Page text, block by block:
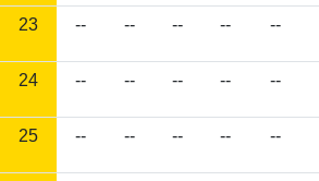
23 -- -- -- -- --
24 -- -- -- -- --
25 -- -- -- -- --